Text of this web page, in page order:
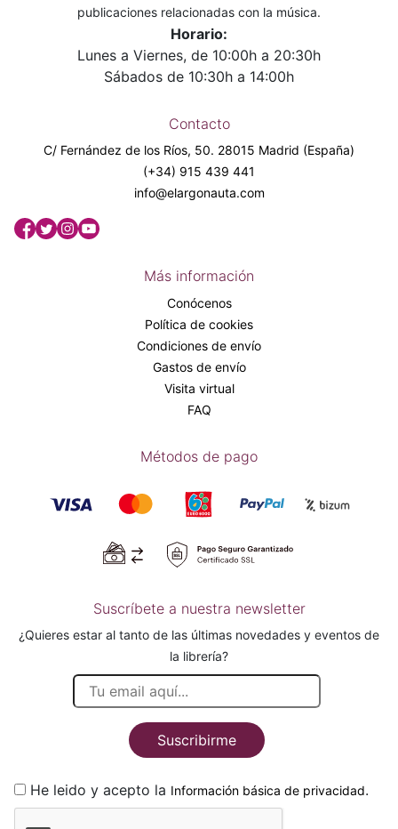
publicaciones relacionadas con la música.
Horario:
Lunes a Viernes, de 10:00h a 20:30h
Sábados de 10:30h a 14:00h
Contacto
C/ Fernández de los Ríos, 50. 28015 Madrid (España)
(+34) 915 439 441
info@elargonauta.com
Más información
Conócenos
Política de cookies
Condiciones de envío
Gastos de envío
Visita virtual
FAQ
Métodos de pago
Suscríbete a nuestra newsletter
¿Quieres estar al tanto de las últimas novedades y eventos de
la librería?
Suscribirme
He leido y acepto la Información básica de privacidad.